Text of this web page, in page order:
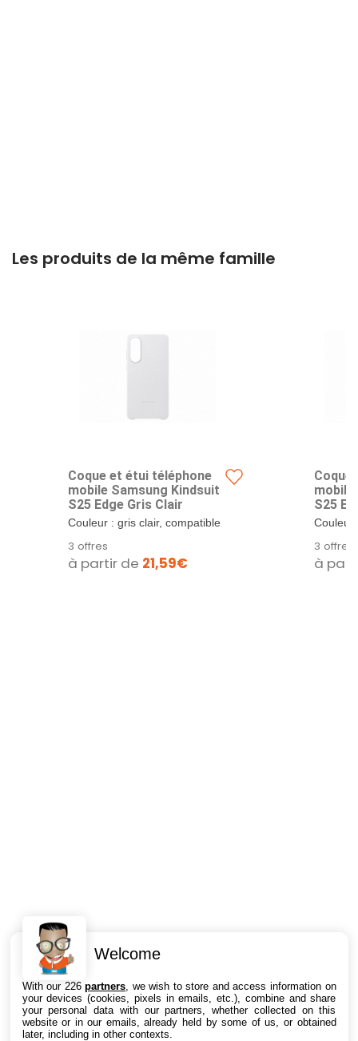
Les produits de la même famille
Coque et étui téléphone
mobile Samsung Kindsuit
S25 Edge Gris Clair
Couleur : gris clair, compatible
arrière...
3 offres
à partir de 21,59€
Coque
mobile
S25
Couleur
arrière...
3 offres
à
Intéressant ? Partagez !
Welcome
With our 226partners , we wish to store and access information on
your devices (cookies, pixels in emails, etc.), combine and share
your personal data with our partners, whether collected on this
website or in our emails, already held by some of us, or obtained
later, including in other contexts.